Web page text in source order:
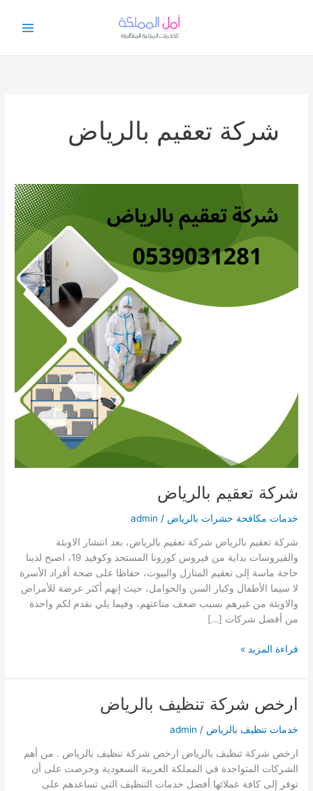
شركة تعقيم بالرياض
شركة تعقيم بالرياض
خدمات مكافحة حشرات بالرياض /
admin
شركة تعقيم بالرياض شركة تعقيم بالرياض، بعد انتشار الاوبئة
والفيروسات بداية من فيروس كورونا المستجد وكوفيد 19، اصبح لدينا
حاجة ماسة إلى تعقيم المنازل والبيوت، حفاظا على صحة أفراد الأسرة
لا سيما الأطفال وكبار السن والحوامل، حيث إنهم أكثر عرضة للأمراض
والاوبئة من غيرهم بسبب ضعف مناعتهم، وفيما يلي نقدم لكم واحدة
من أفضل شركات […]
شركة
بالرياض
قراءة المزيد »
ارخص شركة تنظيف بالرياض
خدمات تنظيف بالرياض /
admin
ارخص شركة تنظيف بالرياض ارخص شركة تنظيف بالرياض . من أهم
الشركات المتواجدة في المملكة العربية السعودية وحرصت على أن
توفر إلى كافة عملائها أفضل خدمات التنظيف التي تساعدهم على